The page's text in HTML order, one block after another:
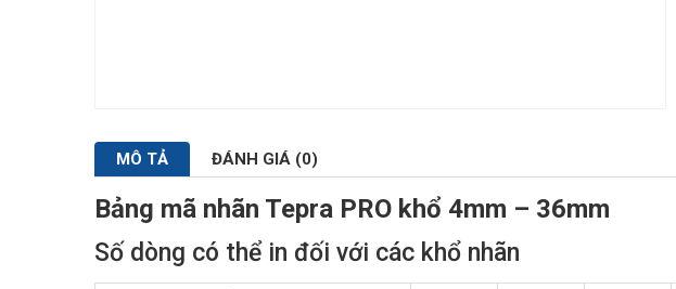
MÔ TẢ ĐÁNH GIÁ (0)
Bảng mã nhãn Tepra PRO khổ 4mm – 36mm
Số dòng có thể in đối với các khổ nhãn